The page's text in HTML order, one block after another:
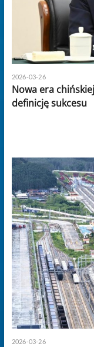
2026-03-26
Nowa era
definicję sukcesu
2026-03-26